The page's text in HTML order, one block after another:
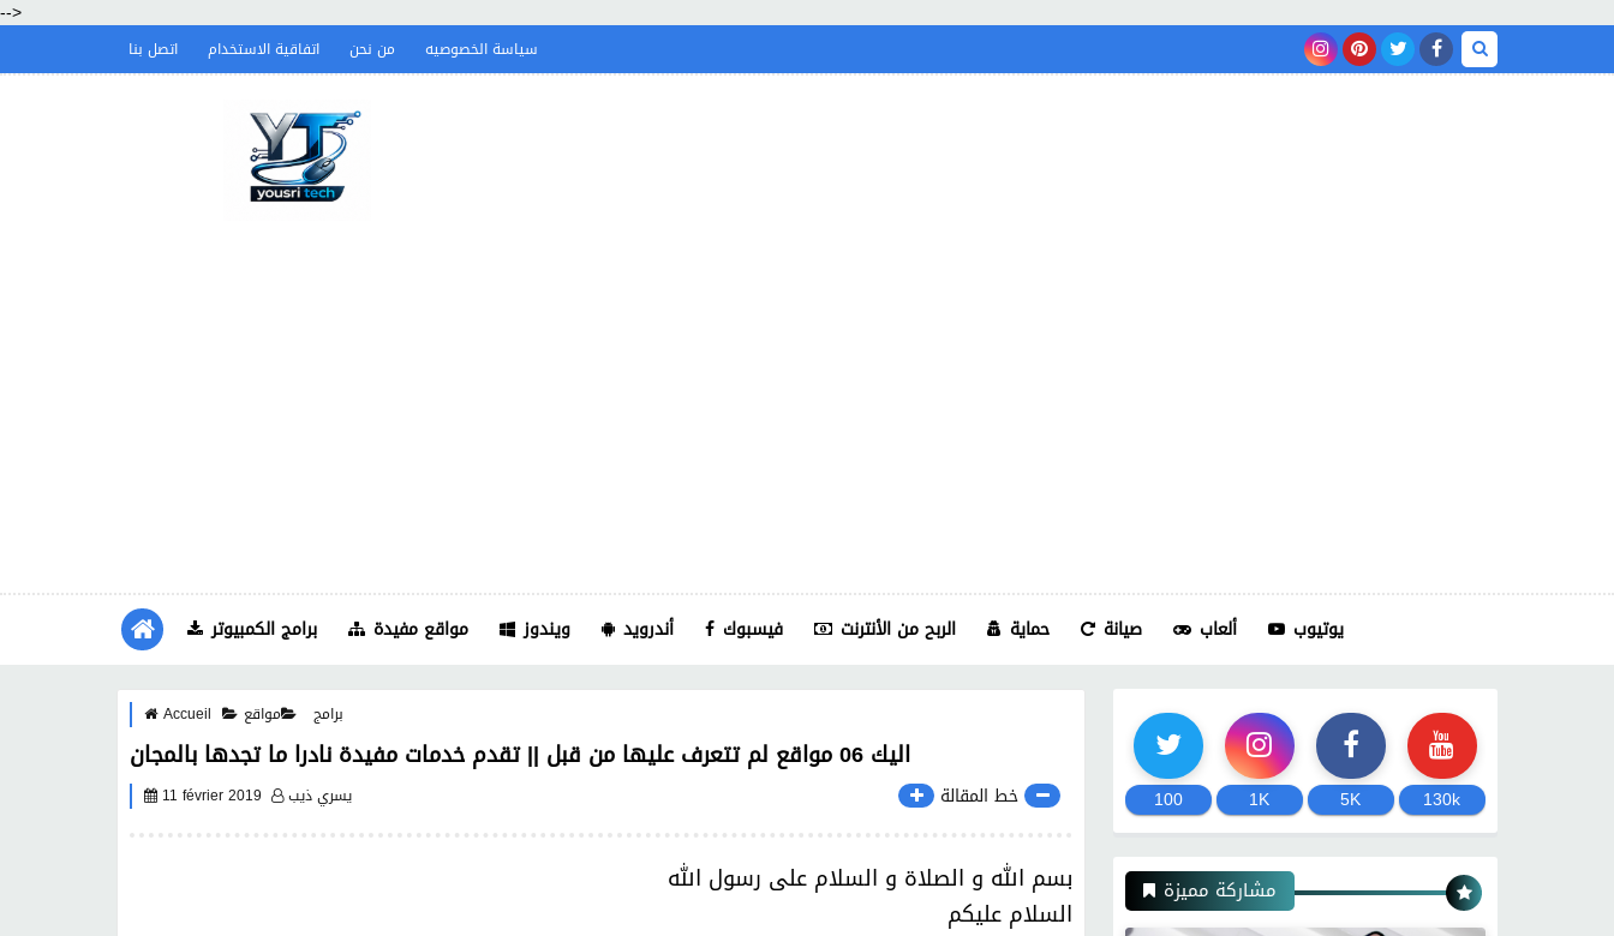
-->
اتصل بنا اتفاقية الاستخدام من نحن سياسة الخصوصيه
برامج الكمبيوتر مواقع مفيدة ويندوز أندرويد فيسبوك الربح من الأنترنت حماية صيانة ألعاب يوتيوب
Accueil برامج مواقع
اليك 06 مواقع لم تتعرف عليها من قبل || تقدم خدمات مفيدة نادرا ما تجدها بالمجان
11 février 2019 يسري ذيب خط المقالة
بسم الله و الصلاة و السلام على رسول الله
السلام عليكم
100 1K 5K 130k
مشاركة مميزة